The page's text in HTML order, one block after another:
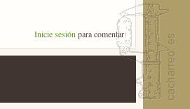
Inicie sesiónpara comentar